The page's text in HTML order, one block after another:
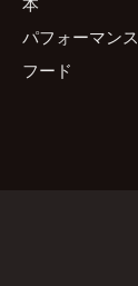
パフォーマンス
フード